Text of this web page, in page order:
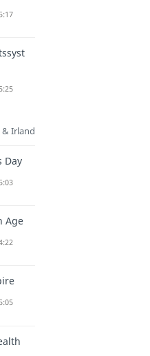
& Irland
Day
Age